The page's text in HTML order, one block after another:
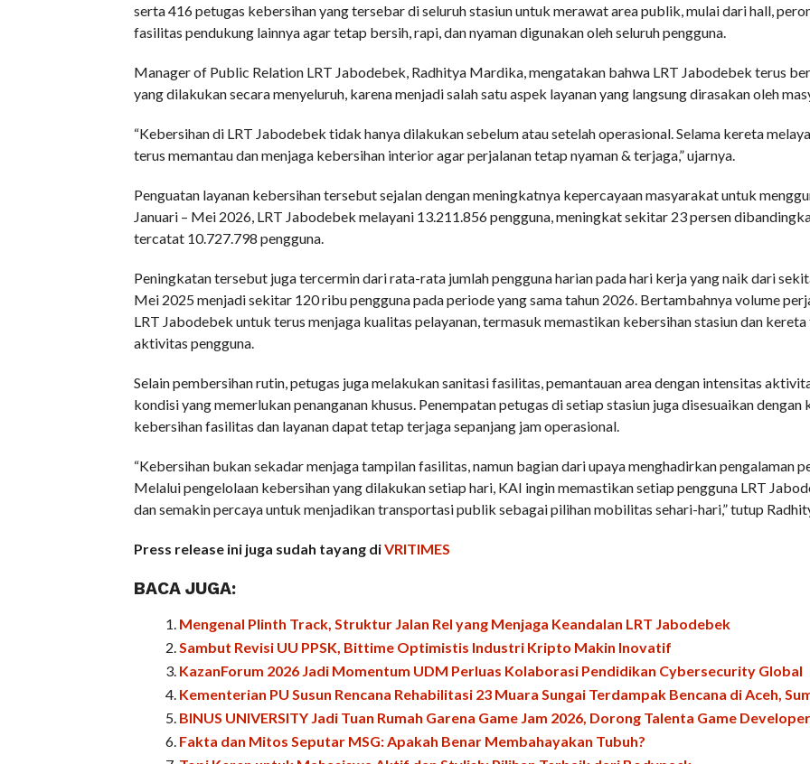
serta 416 petugas kebersihan yang tersebar di seluruh stasiun untuk merawat area publik, mulai dari hall,
fasilitas pendukung lainnya agar tetap bersih, rapi, dan nyaman digunakan oleh seluruh pengguna.
Manager of Public Relation LRT Jabodebek, Radhitya Mardika, mengatakan bahwa LRT Jabodebek terus
yang dilakukan secara menyeluruh, karena menjadi salah satu aspek layanan yang langsung dirasakan oleh
“Kebersihan di LRT Jabodebek tidak hanya dilakukan sebelum atau setelah operasional. Selama kereta
terus memantau dan menjaga kebersihan interior agar perjalanan tetap nyaman & terjaga,” ujarnya.
Penguatan layanan kebersihan tersebut sejalan dengan meningkatnya kepercayaan masyarakat untuk
Januari – Mei 2026, LRT Jabodebek melayani 13.211.856 pengguna, meningkat sekitar 23 persen
tercatat 10.727.798 pengguna.
Peningkatan tersebut juga tercermin dari rata-rata jumlah pengguna harian pada hari kerja yang naik dari
Mei 2025 menjadi sekitar 120 ribu pengguna pada periode yang sama tahun 2026. Bertambahnya volume
LRT Jabodebek untuk terus menjaga kualitas pelayanan, termasuk memastikan kebersihan stasiun dan
aktivitas pengguna.
Selain pembersihan rutin, petugas juga melakukan sanitasi fasilitas, pemantauan area dengan intensitas
kondisi yang memerlukan penanganan khusus. Penempatan petugas di setiap stasiun juga disesuaikan
kebersihan fasilitas dan layanan dapat tetap terjaga sepanjang jam operasional.
“Kebersihan bukan sekadar menjaga tampilan fasilitas, namun bagian dari upaya menghadirkan pengalaman
Melalui pengelolaan kebersihan yang dilakukan setiap hari, KAI ingin memastikan setiap pengguna LRT
dan semakin percaya untuk menjadikan transportasi publik sebagai pilihan mobilitas sehari-hari,” tutup
Press release ini juga sudah tayang diVRITIMES
BACA JUGA:
Mengenal Plinth Track, Struktur Jalan Rel yang Menjaga Keandalan LRT Jabodebek
Sambut Revisi UU PPSK, Bittime Optimistis Industri Kripto Makin Inovatif
KazanForum 2026 Jadi Momentum UDM Perluas Kolaborasi Pendidikan Cybersecurity Global
Kementerian PU Susun Rencana Rehabilitasi 23 Muara Sungai Terdampak Bencana di Aceh,
BINUS UNIVERSITY Jadi Tuan Rumah Garena Game Jam 2026, Dorong Talenta Game
Fakta dan Mitos Seputar MSG: Apakah Benar Membahayakan Tubuh?